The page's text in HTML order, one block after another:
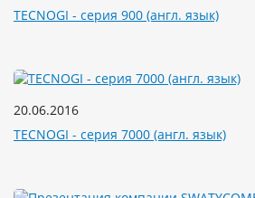
TECNOGI - серия 900 (англ. язык)
20.06.2016
TECNOGI - серия 7000 (англ. язык)